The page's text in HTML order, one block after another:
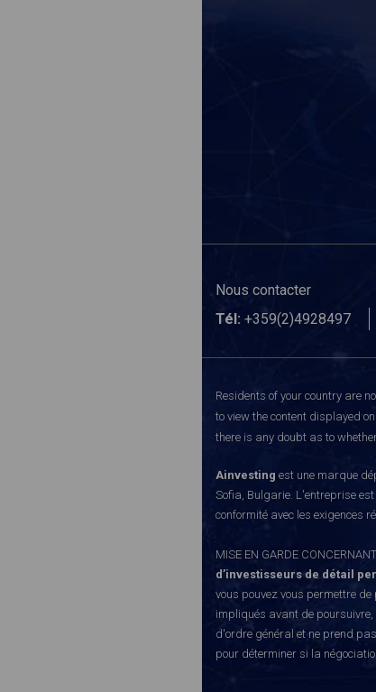
Nous contacter
Tél: +359(2)4928497
Residents of your country are
to view the content displayed
there is any doubt as to
Ainvesting est une marque
Sofia, Bulgarie. L'entreprise
conformité avec les exigences
MISE EN GARDE
d’investisseurs de détail
vous pouvez vous permettre
impliqués avant de poursuivre,
d'ordre général et ne prend
pour déterminer si la